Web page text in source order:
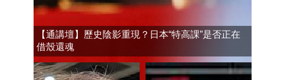
【通講壇】歷史陰影重現？日本“特高課”是否正在
借殼還魂